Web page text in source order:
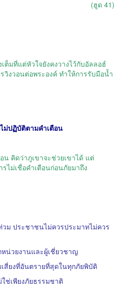
(ฮูด 41)
ต็มที่แต่หัวใจยังคงวางไว้กับอัลลอฮ์
วิงวอนต่อพระองค์ ทำให้การรับมือน้ำ
ม่ปฏิบัติตามคำเตือน
คิดว่าภูเขาจะช่วยเขาได้ แต่
ไม่เชื่อคำเตือนก่อนภัยมาถึง
วม ประชาชนไม่ควรประมาทไม่ควร
หน่วยงานและผู้เชี่ยวชาญ
สี่ยงที่อันตรายที่สุดในทุกภัยพิบัติ
ช่เพียงภัยธรรมชาติ